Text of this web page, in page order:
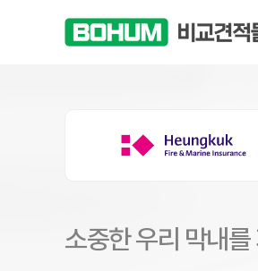
소중한 우리 막내